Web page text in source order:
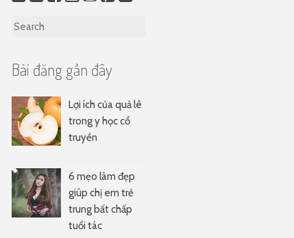
Search for:
Bài đăng gần đây
Lợi ích của quả lê
trong y học cổ
truyền
6 mẹo làm đẹp
giúp chị em trẻ
trung bất chấp
tuổi tác